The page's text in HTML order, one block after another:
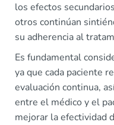
los efectos
otros continúan
su adherencia al
Es fundamental
ya que cada paciente
evaluación continua,
entre el médico y el
mejorar la efectividad